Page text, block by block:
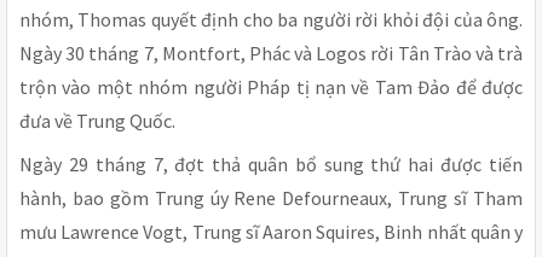
nhóm, Thomas quyết định cho ba người rời khỏi đội của ông.
Ngày 30 tháng 7, Montfort, Phác và Logos rời Tân Trào và trà
trộn vào một nhóm người Pháp tị nạn về Tam Đảo để được
đưa về Trung Quốc.
Ngày 29 tháng 7, đợt thả quân bổ sung thứ hai được tiến
hành, bao gồm Trung úy Rene Defourneaux, Trung sĩ Tham
mưu Lawrence Vogt, Trung sĩ Aaron Squires, Binh nhất quân y